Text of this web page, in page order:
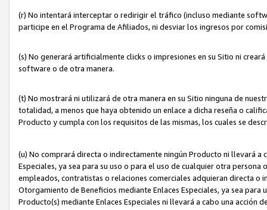
(r) No intentará interceptar o redirigir el tráfico (incluso mediante
participe en el Programa de Afiliados, ni desviar los ingresos por
(s) No generará artificialmente clicks o impresiones en su Sitio ni
software o de otra manera.
(t) No mostrará ni utilizará de otra manera en su Sitio ninguna de
totalidad, a menos que haya obtenido un enlace a dicha reseña o
Producto y cumpla con los requisitos de las mismas, los cuales se
(u) No comprará directa o indirectamente ningún Producto ni llevará a
Especiales, ya sea para su uso o para el uso de cualquier otra
empleados, contratistas o relaciones comerciales adquieran directa o
Otorgamiento de Beneficios mediante Enlaces Especiales, ya sea
Producto(s) mediante Enlaces Especiales ni llevará a cabo una